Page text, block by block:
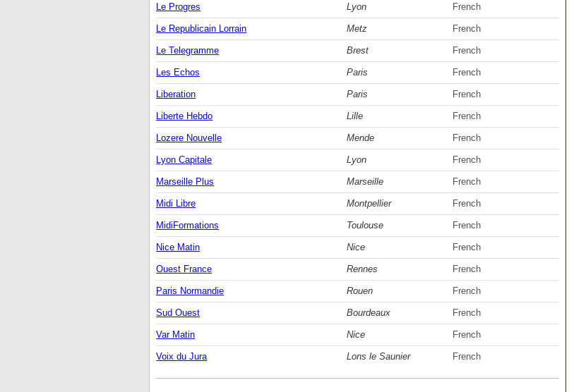
Le Progres Lyon French
Le Republicain Lorrain Metz French
Le Telegramme Brest French
Les Echos Paris French
Liberation Paris French
Liberte Hebdo Lille French
Lozere Nouvelle Mende French
Lyon Capitale Lyon French
Marseille Plus Marseille French
Midi Libre Montpellier French
MidiFormations Toulouse French
Nice Matin Nice French
Ouest France Rennes French
Paris Normandie Rouen French
Sud Ouest Bourdeaux French
Var Matin Nice French
Voix du Jura Lons le Saunier French